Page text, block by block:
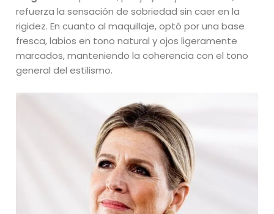
refuerza la sensación de sobriedad sin caer en la
rigidez. En cuanto al maquillaje, optó por una base
fresca, labios en tono natural y ojos ligeramente
marcados, manteniendo la coherencia con el tono
general del estilismo.